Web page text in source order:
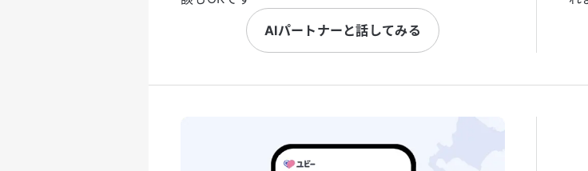
AIパートナーと話してみる